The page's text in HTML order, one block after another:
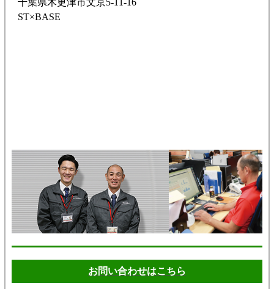
千葉県木更津市文京5-11-16
ST×BASE
お問い合わせはこちら